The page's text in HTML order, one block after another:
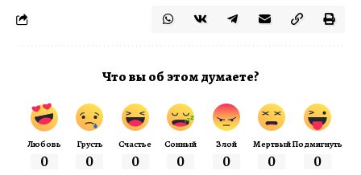
Что вы об этом думаете?
Любовь
0
Грусть
0
Счастье
0
Сонный
0
Злой
0
Мертвый
0
Подмигнуть
0